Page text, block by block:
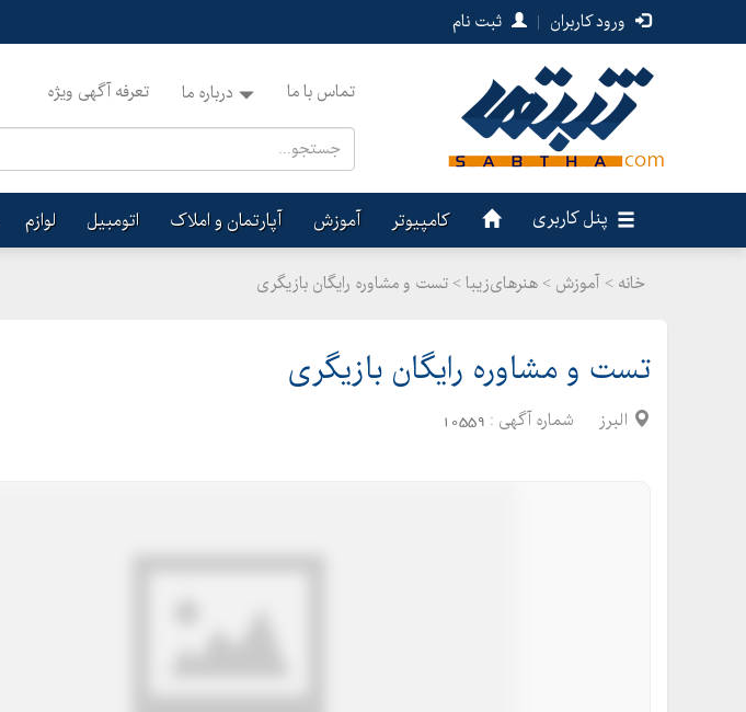
ورود کاربران | ثبت نام
تماس با ما درباره ما تعرفه آگهی ویژه
پنل کاربری کامپیوتر آموزش آپارتمان و املاک اتومبیل لوازم
خانه > آموزش > هنرهای‌زیبا > تست و مشاوره رایگان بازیگری
تست و مشاوره رایگان بازیگری
البرز شماره آگهی : 10559